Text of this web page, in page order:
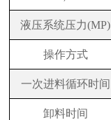
液压系统压力(MP)
操作方式
一次进料循环时间
卸料时间